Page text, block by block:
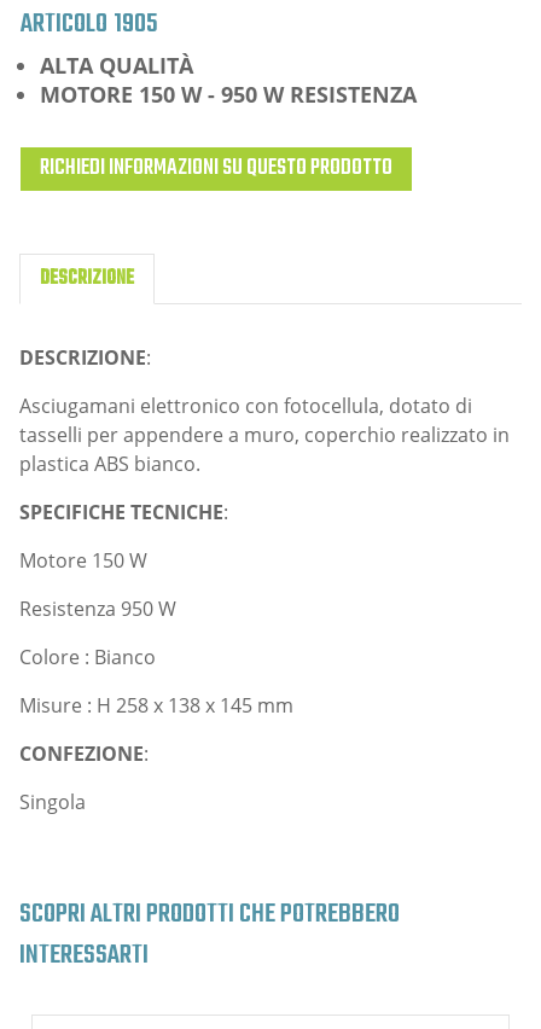
ARTICOLO 1905
ALTA QUALITÀ
MOTORE 150 W - 950 W RESISTENZA
RICHIEDI INFORMAZIONI SU QUESTO PRODOTTO
DESCRIZIONE
DESCRIZIONE:
Asciugamani elettronico con fotocellula, dotato di
tasselli per appendere a muro, coperchio realizzato in
plastica ABS bianco.
SPECIFICHE TECNICHE:
Motore 150 W
Resistenza 950 W
Colore : Bianco
Misure : H 258 x 138 x 145 mm
CONFEZIONE:
Singola
SCOPRI ALTRI PRODOTTI CHE POTREBBERO
INTERESSARTI